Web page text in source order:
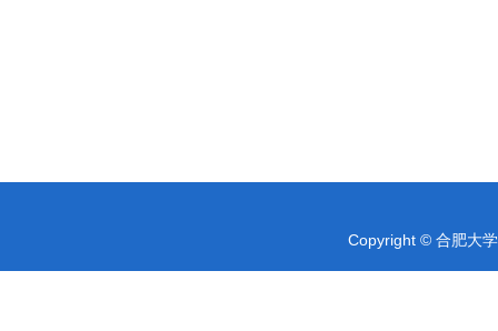
Copyright © 合肥大